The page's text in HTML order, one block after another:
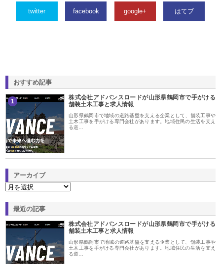
twitter facebook google+ はてブ
おすすめ記事
1
株式会社アドバンスロードが山形県鶴岡市で手がける
舗装土木工事と求人情報
山形県鶴岡市で地域の道路基盤を支える企業として、舗装工事や
土木工事を手がける専門会社があります。地域住民の生活を支え
る道…
アーカイブ
最近の記事
株式会社アドバンスロードが山形県鶴岡市で手がける
舗装土木工事と求人情報
山形県鶴岡市で地域の道路基盤を支える企業として、舗装工事や
土木工事を手がける専門会社があります。地域住民の生活を支え
る道…